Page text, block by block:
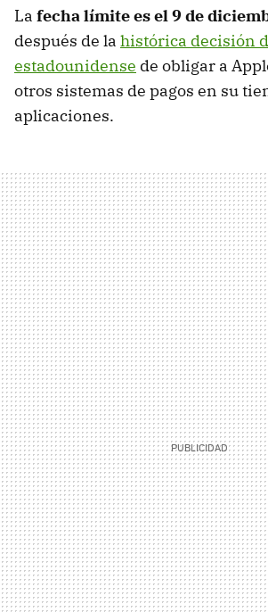
La fecha límite es el 9 de
después de la histórica decisión
estadounidense de obligar a
otros sistemas de pagos en su
aplicaciones.